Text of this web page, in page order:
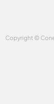
Copyright ©